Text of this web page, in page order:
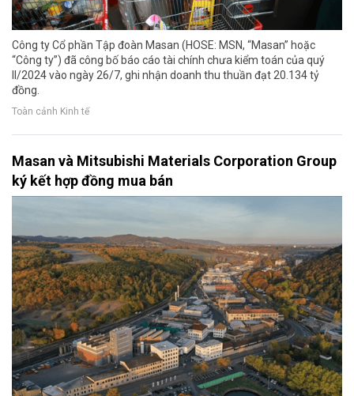
Công ty Cổ phần Tập đoàn Masan (HOSE: MSN, “Masan” hoặc
“Công ty”) đã công bố báo cáo tài chính chưa kiểm toán của quý
II/2024 vào ngày 26/7, ghi nhận doanh thu thuần đạt 20.134 tỷ
đồng.
Toàn cảnh Kinh tế
Masan và Mitsubishi Materials Corporation Group
ký kết hợp đồng mua bán